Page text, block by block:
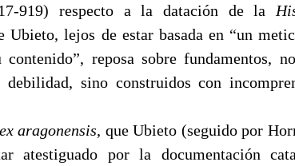
919) respecto a la datación de la
Ubieto, lejos de estar basada en “un
reposa sobre fundamentos,
sino construidos con
aragonensis, que Ubieto (seguido por
atestiguado por la documentación